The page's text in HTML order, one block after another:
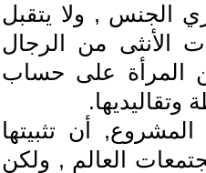
الجنس , ولا يتقبل
الأنثى من الرجال
المرأة على حساب
وتقاليديها.
أن تثبيتها
العالم , ولكن